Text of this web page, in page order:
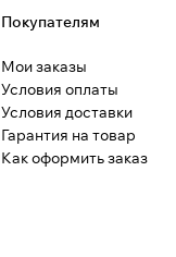
Покупателям
Мои заказы
Условия оплаты
Условия доставки
Гарантия на товар
Как оформить заказ